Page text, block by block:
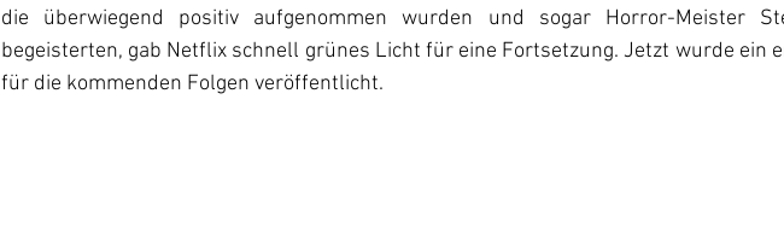
die überwiegend positiv aufgenommen wurden und sogar Horror-Meister
begeisterten, gab Netflix schnell grünes Licht für eine Fortsetzung. Jetzt wurde ein
für die kommenden Folgen veröffentlicht.